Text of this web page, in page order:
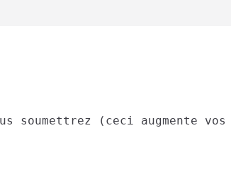
soumettrez (ceci augmente vos